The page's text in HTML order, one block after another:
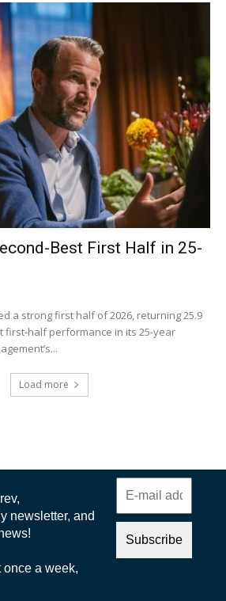
Best First Half in 25-
a strong first half of 2026, returning 25.9
first-half performance in its 25-year
Load more